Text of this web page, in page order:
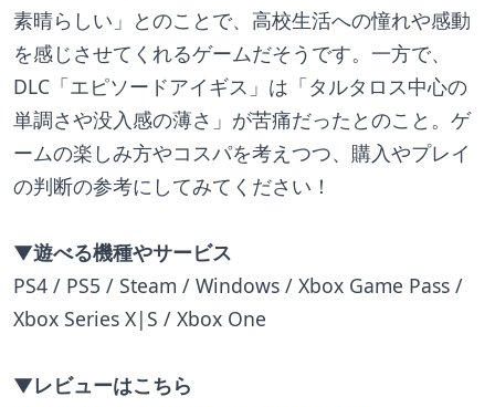
素晴らしい」とのことで、高校生活への憧れや感動
を感じさせてくれるゲームだそうです。一方で、
DLC「エピソードアイギス」は「タルタロス中心の
単調さや没入感の薄さ」が苦痛だったとのこと。ゲ
ームの楽しみ方やコスパを考えつつ、購入やプレイ
の判断の参考にしてみてください！
▼遊べる機種やサービス
PS4 / PS5 / Steam / Windows / Xbox Game Pass /
Xbox Series X|S / Xbox One
▼レビューはこちら